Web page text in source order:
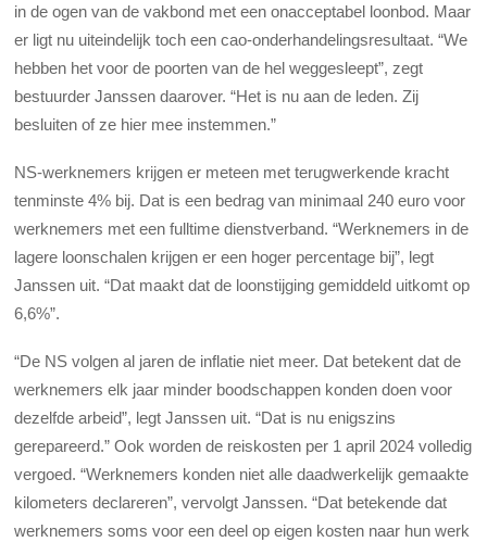
in de ogen van de vakbond met een onacceptabel loonbod. Maar
er ligt nu uiteindelijk toch een cao-onderhandelingsresultaat. “We
hebben het voor de poorten van de hel weggesleept”, zegt
bestuurder Janssen daarover. “Het is nu aan de leden. Zij
besluiten of ze hier mee instemmen.”
NS-werknemers krijgen er meteen met terugwerkende kracht
tenminste 4% bij. Dat is een bedrag van minimaal 240 euro voor
werknemers met een fulltime dienstverband. “Werknemers in de
lagere loonschalen krijgen er een hoger percentage bij”, legt
Janssen uit. “Dat maakt dat de loonstijging gemiddeld uitkomt op
6,6%”.
“De NS volgen al jaren de inflatie niet meer. Dat betekent dat de
werknemers elk jaar minder boodschappen konden doen voor
dezelfde arbeid”, legt Janssen uit. “Dat is nu enigszins
gerepareerd.” Ook worden de reiskosten per 1 april 2024 volledig
vergoed. “Werknemers konden niet alle daadwerkelijk gemaakte
kilometers declareren”, vervolgt Janssen. “Dat betekende dat
werknemers soms voor een deel op eigen kosten naar hun werk